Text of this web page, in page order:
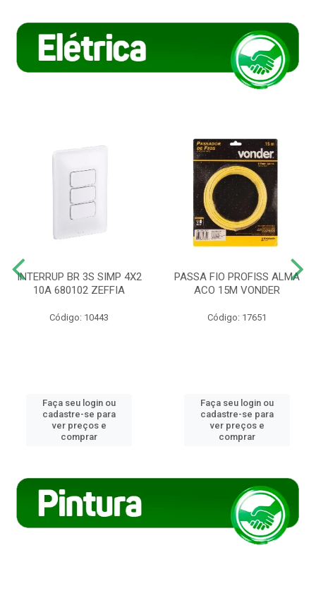
INTERRUP BR 3S SIMP 4X2
10A 680102 ZEFFIA
Código: 10443
Faça seu login ou
cadastre-se para
ver preços e
comprar
PASSA FIO PROFISS ALMA
ACO 15M VONDER
Código: 17651
Faça seu login ou
cadastre-se para
ver preços e
comprar